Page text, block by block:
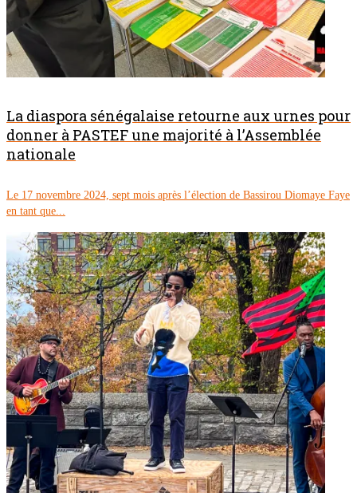
La diaspora sénégalaise retourne aux urnes pour
donner à PASTEF une majorité à l’Assemblée
nationale
Le 17 novembre 2024, sept mois après l’élection de Bassirou Diomaye Faye
en tant que...